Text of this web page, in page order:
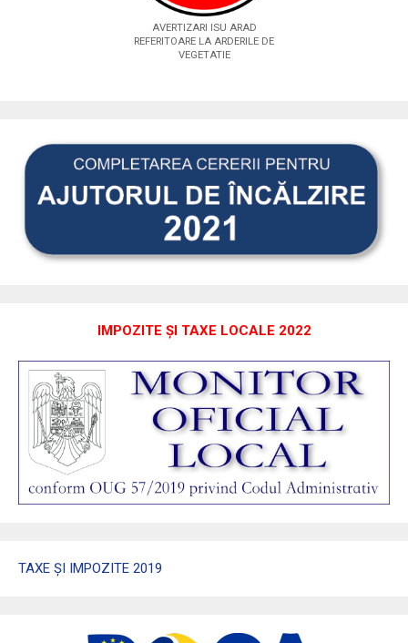
AVERTIZARI ISU ARAD
REFERITOARE LA ARDERILE DE
VEGETATIE
IMPOZITE ȘI TAXE LOCALE 2022
TAXE ȘI IMPOZITE 2019